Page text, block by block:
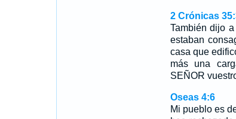
2 Crónicas
También dijo
estaban
casa que
más una
SEÑOR
Oseas 4:6
Mi pueblo es